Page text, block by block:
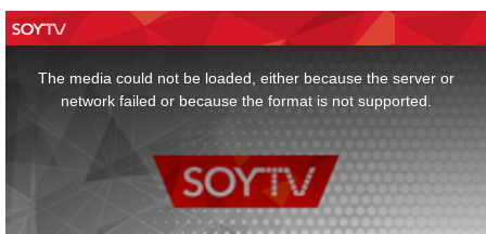
The media could not be loaded, either because the server or
network failed or because the format is not supported.